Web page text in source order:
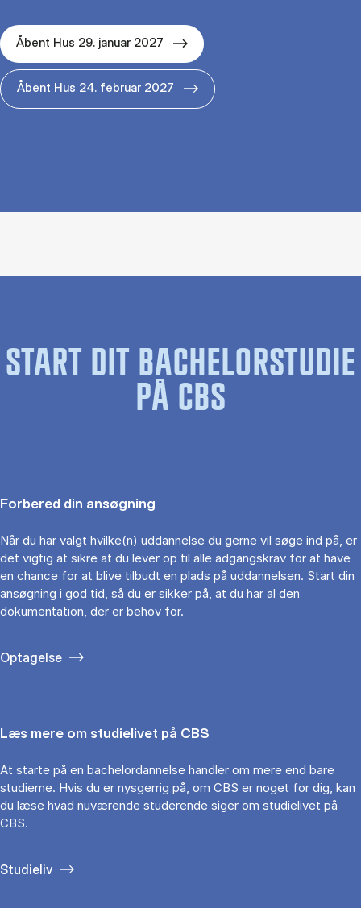
Åbent Hus 29. januar 2027
Åbent Hus 24. februar 2027
START DIT BACHELORSTUDIE
PÅ CBS
Forbered din ansøgning
Når du har valgt hvilke(n) uddannelse du gerne vil søge ind på, er
det vigtig at sikre at du lever op til alle adgangskrav for at have
en chance for at blive tilbudt en plads på uddannelsen. Start din
ansøgning i god tid, så du er sikker på, at du har al den
dokumentation, der er behov for.
Optagelse
Læs mere om studielivet på CBS
At starte på en bachelordannelse handler om mere end bare
studierne. Hvis du er nysgerrig på, om CBS er noget for dig, kan
du læse hvad nuværende studerende siger om studielivet på
CBS.
Studieliv